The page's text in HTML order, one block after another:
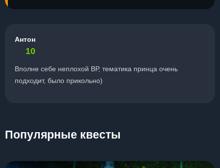
Антон
10
Вполне себе неплохой ВР, тематика принца очень
подходит, было прикольно)
Популярные квесты